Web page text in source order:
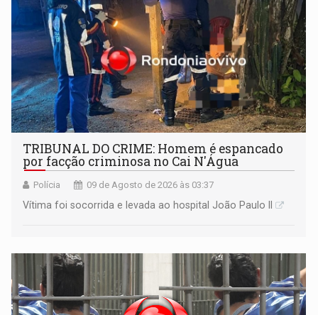
TRIBUNAL DO CRIME: Homem é espancado
por facção criminosa no Cai N'Água
Polícia 09 de Agosto de 2026 às 03:37
Vítima foi socorrida e levada ao hospital João Paulo II